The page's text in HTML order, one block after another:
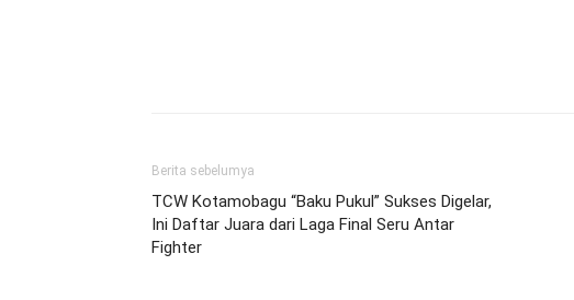
Berita sebelumya
TCW Kotamobagu “Baku Pukul” Sukses Digelar,
Ini Daftar Juara dari Laga Final Seru Antar
Fighter